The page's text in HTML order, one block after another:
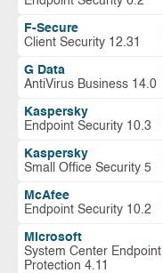
F-Secure
Client Security 12.31
G Data
AntiVirus Business 14.0
Kaspersky
Endpoint Security 10.3
Kaspersky
Small Office Security 5
McAfee
Endpoint Security 10.2
Microsoft
System Center Endpoint
Protection 4.11